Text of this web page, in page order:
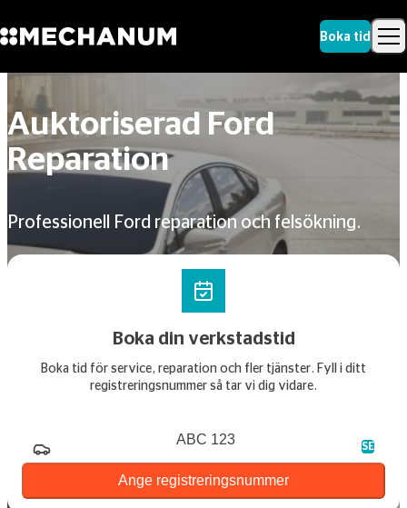
Boka tid
Auktoriserad Ford
Reparation
Professionell Ford reparation och felsökning.
Boka din verkstadstid
Boka tid för service, reparation och fler tjänster. Fyll i ditt
registreringsnummer så tar vi dig vidare.
SE
Ange registreringsnummer